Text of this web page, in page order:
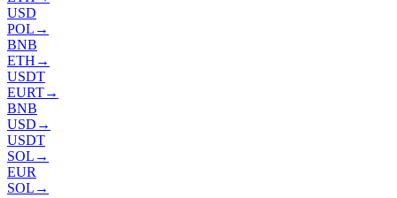
USD
POL →
BNB
ETH →
USDT
EURT→
BNB
USD →
USDT
SOL →
EUR
SOL →